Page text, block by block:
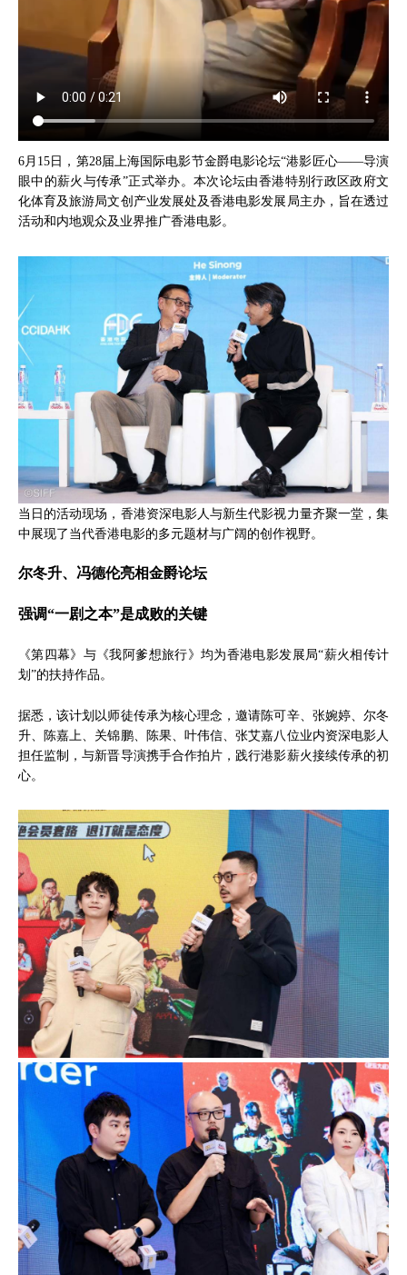
6月15日，第28届上海国际电影节金爵电影论坛“港影匠心——导演
眼中的薪火与传承”正式举办。本次论坛由香港特别行政区政府文
化体育及旅游局文创产业发展处及香港电影发展局主办，旨在透过
活动和内地观众及业界推广香港电影。
当日的活动现场，香港资深电影人与新生代影视力量齐聚一堂，集
中展现了当代香港电影的多元题材与广阔的创作视野。
尔冬升、冯德伦亮相金爵论坛
强调“一剧之本”是成败的关键
《第四幕》与《我阿爹想旅行》均为香港电影发展局“薪火相传计
划”的扶持作品。
据悉，该计划以师徒传承为核心理念，邀请陈可辛、张婉婷、尔冬
升、陈嘉上、关锦鹏、陈果、叶伟信、张艾嘉八位业内资深电影人
担任监制，与新晋导演携手合作拍片，践行港影薪火接续传承的初
心。